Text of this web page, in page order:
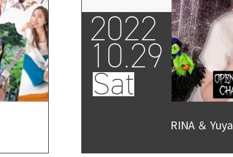
2022
10.29
Sat
RINA ＆